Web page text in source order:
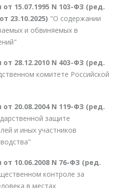
15.07.1995 N 103-ФЗ (ред.
23.10.2025) "О содержании
и обвиняемых в
28.12.2010 N 403-ФЗ (ред.
комитете Российской
20.08.2004 N 119-ФЗ (ред.
защите
и иных участников
10.06.2008 N 76-ФЗ (ред.
контроле за
в местах